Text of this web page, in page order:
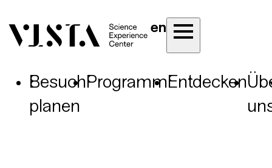
en
Besuch
planen
ProgrammEntdecken